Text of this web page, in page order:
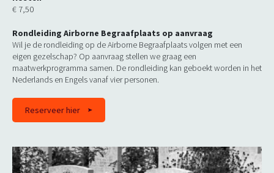
€ 7,50
Rondleiding Airborne Begraafplaats op aanvraag
Wil je de rondleiding op de Airborne Begraafplaats volgen met een
eigen gezelschap? Op aanvraag stellen we graag een
maatwerkprogramma samen. De rondleiding kan geboekt worden in het
Nederlands en Engels vanaf vier personen.
Reserveer hier